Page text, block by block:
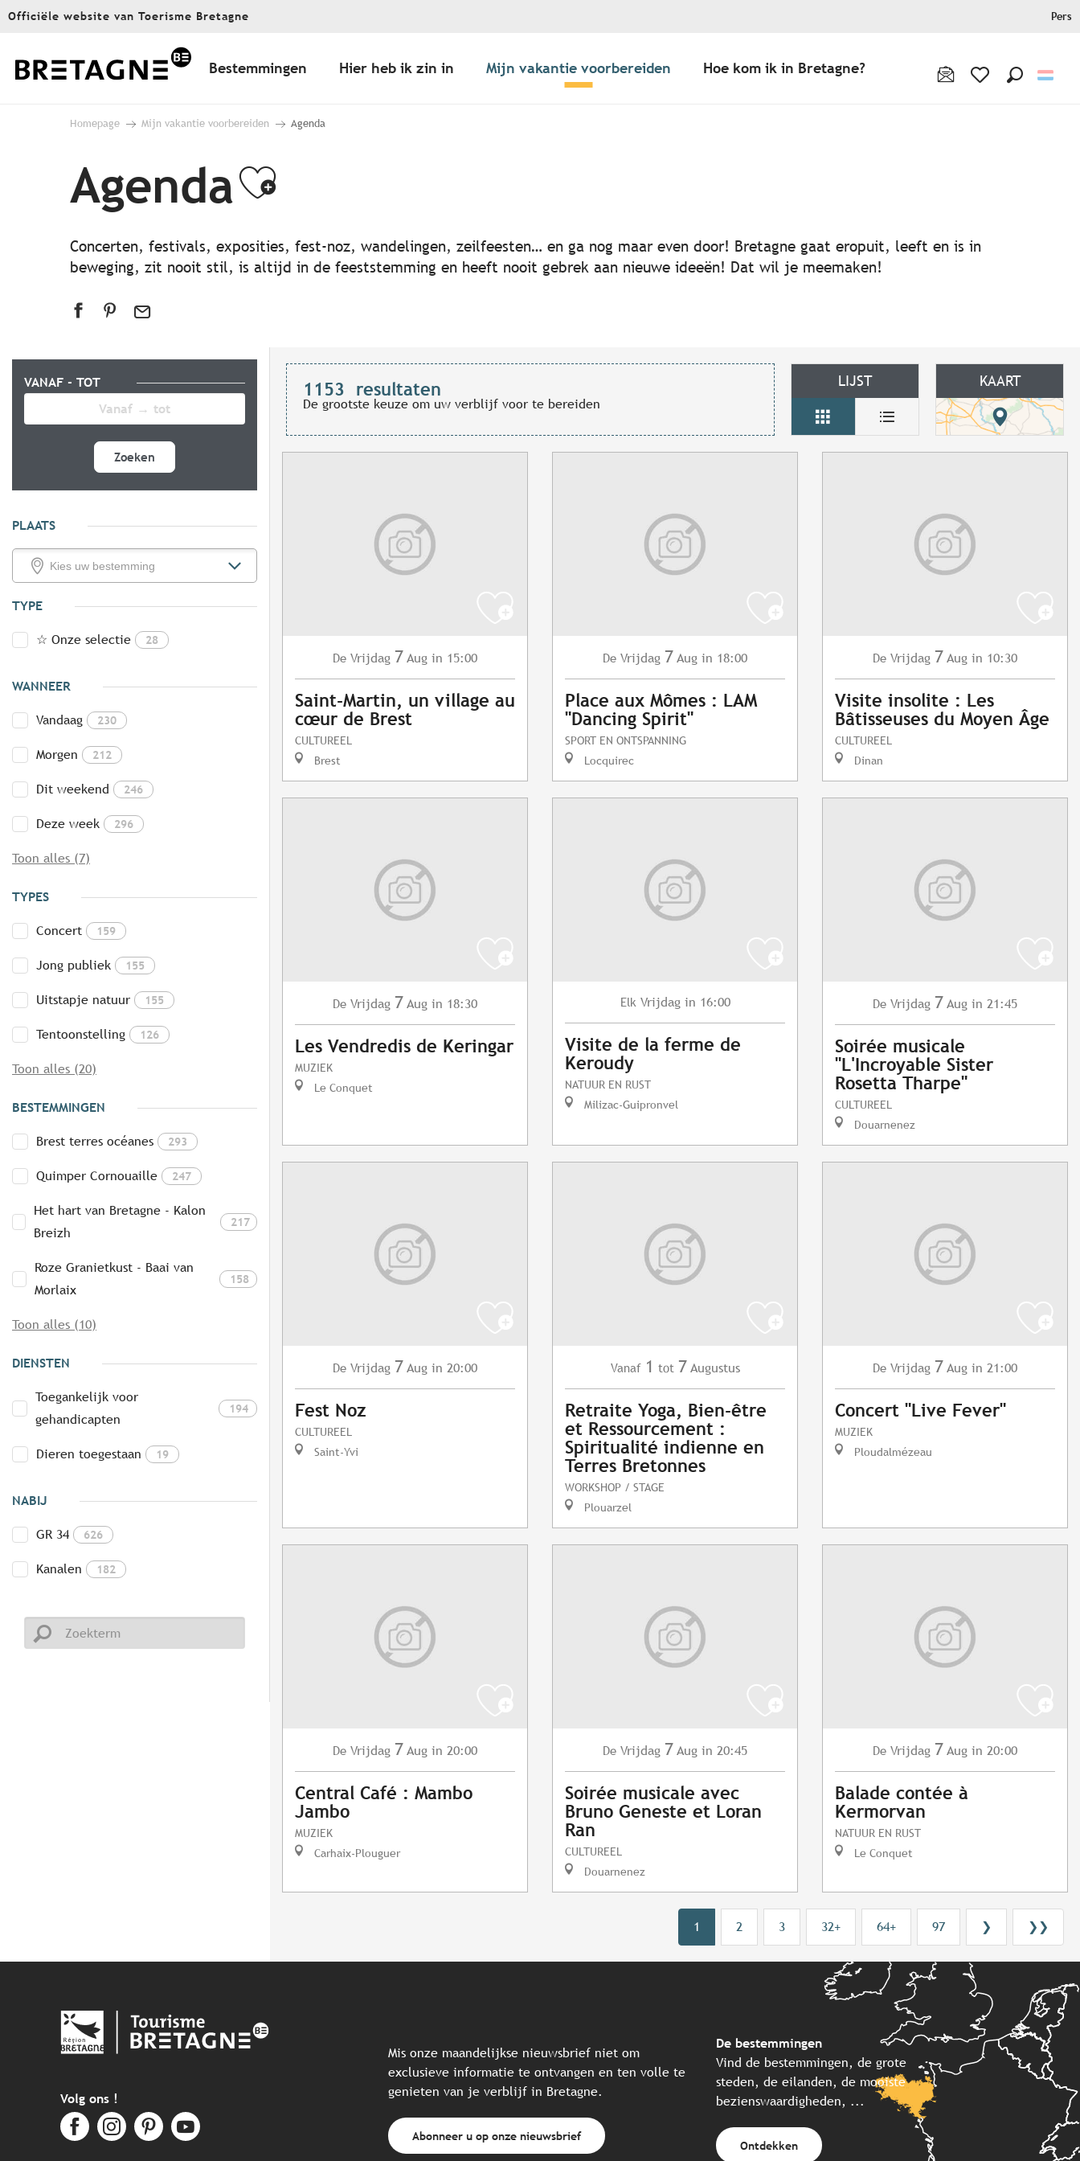
Aller
principal
Officiële website van Toerisme Bretagne Pers
Bestemmingen Hier heb ik zin in Mijn vakantie voorbereiden Hoe kom ik in Bretagne?
Homepage Mijn vakantie voorbereiden Agenda
AgendaAjouter aux favoris
Concerten, festivals, exposities, fest-noz, wandelingen, zeilfeesten… en ga nog maar even door! Bretagne gaat eropuit, leeft en is in
beweging, zit nooit stil, is altijd in de feeststemming en heeft nooit gebrek aan nieuwe ideeën! Dat wil je meemaken!
VANAF - TOT
Zoeken
PLAATS
TYPE
☆ Onze selectie 28
WANNEER
Vandaag 230
Morgen 212
Dit weekend 246
Deze week 296
Toon alles (7)
TYPES
Concert 159
Jong publiek 155
Uitstapje natuur 155
Tentoonstelling 126
Toon alles (20)
BESTEMMINGEN
Brest terres océanes 293
Quimper Cornouaille 247
Het hart van Bretagne - Kalon
Breizh
217
Roze Granietkust - Baai van
Morlaix
158
Toon alles (10)
DIENSTEN
Toegankelijk voor
gehandicapten
194
Dieren toegestaan 19
NABIJ
GR 34 626
Kanalen 182
1153 resultaten
De grootste keuze om uw verblijf voor te bereiden
LIJST KAART
De Vrijdag 7 Aug in 15:00
Saint-Martin, un village au
cœur de Brest
CULTUREEL
Brest
De Vrijdag 7 Aug in 18:00
Place aux Mômes : LAM
"Dancing Spirit"
SPORT EN ONTSPANNING
Locquirec
De Vrijdag 7 Aug in 10:30
Visite insolite : Les
Bâtisseuses du Moyen Âge
CULTUREEL
Dinan
De Vrijdag 7 Aug in 18:30
Les Vendredis de Keringar
MUZIEK
Le Conquet
Elk Vrijdag in 16:00
Visite de la ferme de
Keroudy
NATUUR EN RUST
Milizac-Guipronvel
De Vrijdag 7 Aug in 21:45
Soirée musicale
"L'Incroyable Sister
Rosetta Tharpe"
CULTUREEL
Douarnenez
De Vrijdag 7 Aug in 20:00
Fest Noz
CULTUREEL
Saint-Yvi
Vanaf 1 tot 7 Augustus
Retraite Yoga, Bien-être
et Ressourcement :
Spiritualité indienne en
Terres Bretonnes
WORKSHOP / STAGE
Plouarzel
De Vrijdag 7 Aug in 21:00
Concert "Live Fever"
MUZIEK
Ploudalmézeau
De Vrijdag 7 Aug in 20:00
Central Café : Mambo
Jambo
MUZIEK
Carhaix-Plouguer
De Vrijdag 7 Aug in 20:45
Soirée musicale avec
Bruno Geneste et Loran
Ran
CULTUREEL
Douarnenez
De Vrijdag 7 Aug in 20:00
Balade contée à
Kermorvan
NATUUR EN RUST
Le Conquet
1 2 3 32+ 64+ 97 ❯ ❯❯
Volg ons !
Mis onze maandelijkse nieuwsbrief niet om
exclusieve informatie te ontvangen en ten volle te
genieten van je verblijf in Bretagne.
Abonneer u op onze nieuwsbrief
De bestemmingen
Vind de bestemmingen, de grote
steden, de eilanden, de mooiste
bezienswaardigheden, ...
Ontdekken